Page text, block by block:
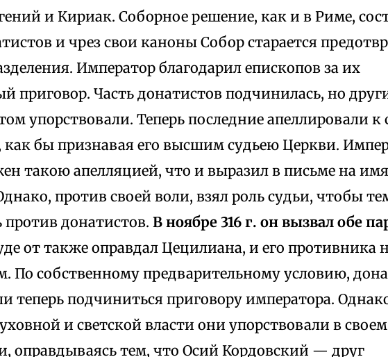
и Кириак. Соборное решение, как и в Риме,
и чрез свои каноны Собор старается
Император благодарил епископов за их
приговор. Часть донатистов подчинилась, но
упорствовали. Теперь последние апеллировали
как бы признавая его высшим судьею Церкви.
такою апелляцией, что и выразил в письме на имя
против своей воли, взял роль судьи, чтобы
против донатистов. В ноябре 316 г. он вызвал обе
от также оправдал Цецилиана, и его противника
По собственному предварительному условию,
теперь подчиниться приговору императора.
и светской власти они упорствовали в своем
оправдываясь тем, что Осий Кордовский — друг